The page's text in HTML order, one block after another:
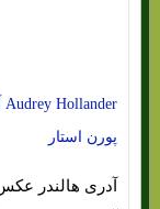
پورن استار
آدری هالندر